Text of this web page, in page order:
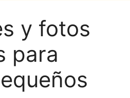
y fotos
para